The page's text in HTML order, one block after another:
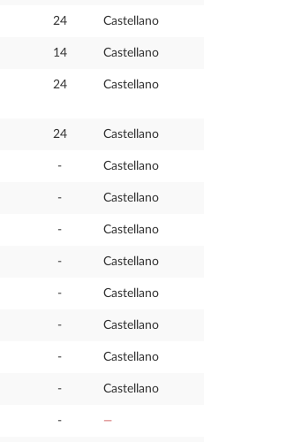
24 Castellano
14 Castellano
24 Castellano
24 Castellano
- Castellano
- Castellano
- Castellano
- Castellano
- Castellano
- Castellano
- Castellano
- Castellano
- —